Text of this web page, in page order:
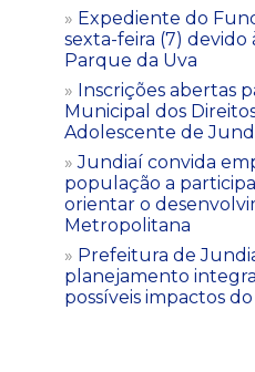
Expediente do
sexta-feira (7)
Parque da Uva
Inscrições abertas
Municipal dos
Adolescente de
Jundiaí convida
população a
orientar o
Metropolitana
Prefeitura de
planejamento
possíveis impactos